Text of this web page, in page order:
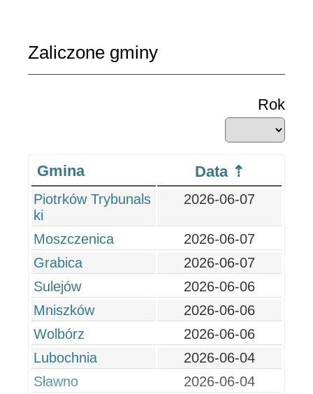
Zaliczone gminy
Rok
Gmina Data
Piotrków Trybunals
ki
2026-06-07
Moszczenica
2026-06-07
Grabica
2026-06-07
Sulejów
2026-06-06
Mniszków
2026-06-06
Wolbórz
2026-06-06
Lubochnia
2026-06-04
Sławno
2026-06-04